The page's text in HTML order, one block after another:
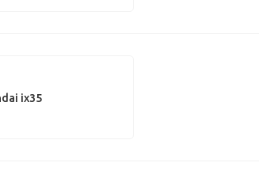
ix35